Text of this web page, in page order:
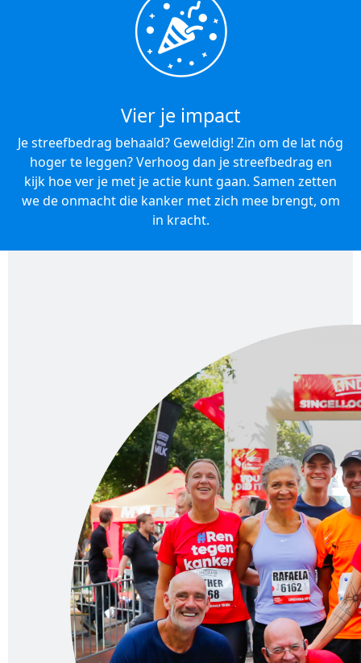
Vier je impact
Je streefbedrag behaald? Geweldig! Zin om de lat nóg
hoger te leggen? Verhoog dan je streefbedrag en
kijk hoe ver je met je actie kunt gaan. Samen zetten
we de onmacht die kanker met zich mee brengt, om
in kracht.